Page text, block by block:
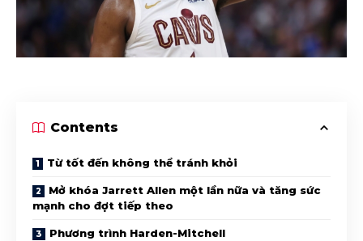
Contents
Từ tốt đến không thể tránh khỏi
Mở khóa Jarrett Allen một lần nữa và tăng sức
mạnh cho đợt tiếp theo
Phương trình Harden-Mitchell